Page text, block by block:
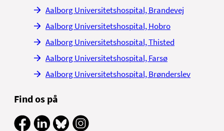
Aalborg Universitetshospital, Brandevej
Aalborg Universitetshospital, Hobro
Aalborg Universitetshospital, Thisted
Aalborg Universitetshospital, Farsø
Aalborg Universitetshospital, Brønderslev
Find os på